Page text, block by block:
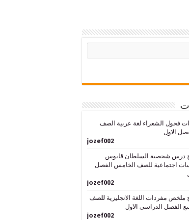
فحول الشعراء لغة عربية الصف
الاول
jozef002
درس شخصية السلطان قابوس
اجتماعية للصف الخامس الفصل
jozef002
مفردات اللغة الانجليزية للصف
الفصل الدراسي الاول
jozef002